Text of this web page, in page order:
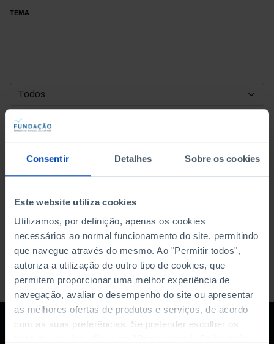
Consentir Detalhes Sobre os cookies
Este website utiliza cookies
Utilizamos, por definição, apenas os cookies
necessários ao normal funcionamento do site, permitindo
que navegue através do mesmo. Ao "Permitir todos",
autoriza a utilização de outro tipo de cookies, que
permitem proporcionar uma melhor experiência de
navegação, avaliar o desempenho do site ou apresentar
as melhores ofertas de produtos e serviços, de acordo
com as suas preferências. Se pretender escolher os
TEMA
DATA DE INÍCIO
DATA DE FIM